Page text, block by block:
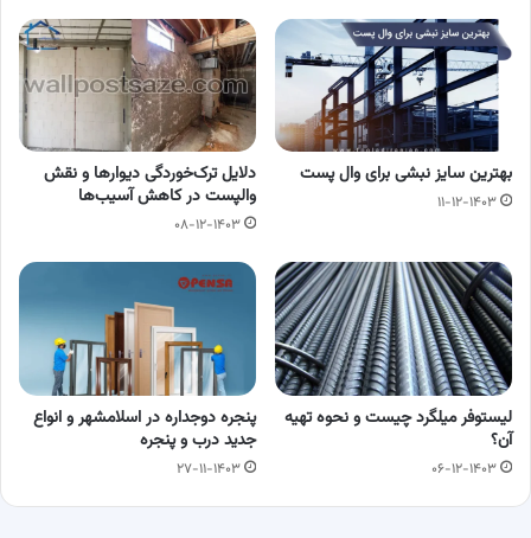
بهترین سایز نبشی برای وال پست
۱۱-۱۲-۱۴۰۳
دلایل ترک‌خوردگی دیوارها و نقش
والپست در کاهش آسیب‌ها
۰۸-۱۲-۱۴۰۳
لیستوفر میلگرد چیست و نحوه تهیه
آن؟
۰۶-۱۲-۱۴۰۳
پنجره دوجداره در اسلامشهر و انواع
جدید درب و پنجره
۲۷-۱۱-۱۴۰۳